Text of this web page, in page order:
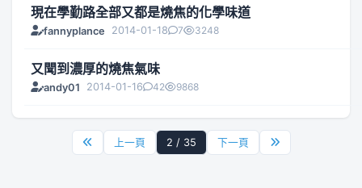
現在學勤路全部又都是燒焦的化學味道
fannyplance 2014-01-18 7 3248
又聞到濃厚的燒焦氣味
andy01 2014-01-16 42 9868
上一頁 2 / 35 下一頁